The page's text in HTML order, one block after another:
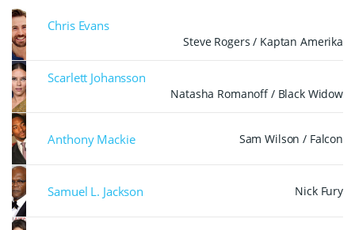
Chris Evans
Steve Rogers / Kaptan Amerika
Scarlett Johansson
Natasha Romanoff / Black Widow
Anthony Mackie Sam Wilson / Falcon
Samuel L. Jackson Nick Fury